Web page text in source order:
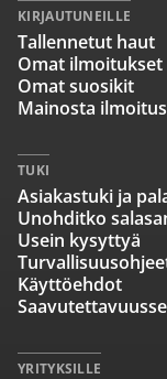
KIRJAUTUNEILLE
Tallennetut haut
Omat ilmoitukset
Omat suosikit
Mainosta
TUKI
Asiakastuki ja
Unohditko
Usein kysyttyä
Käyttöehdot
YRITYKSILLE